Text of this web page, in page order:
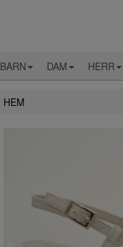
BARN DAM HERR
HEM